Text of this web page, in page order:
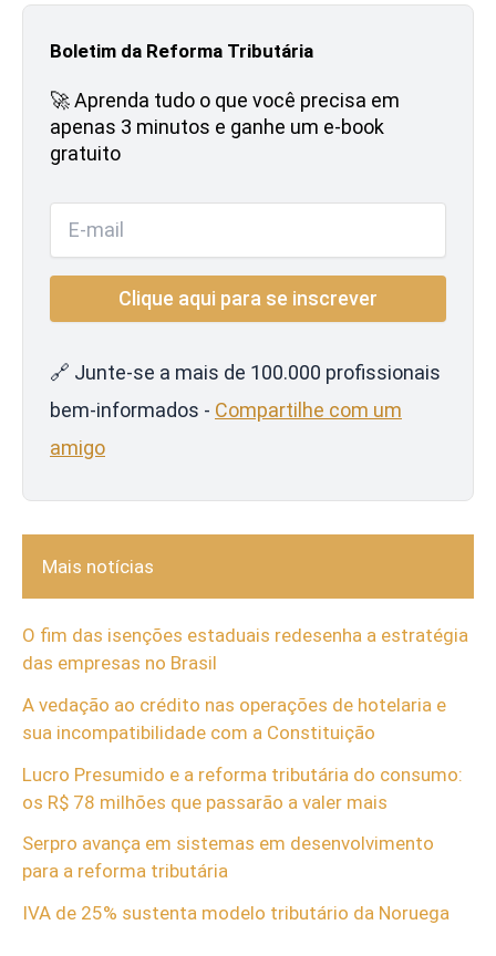
Boletim da Reforma Tributária
🚀 Aprenda tudo o que você precisa em
apenas 3 minutos e ganhe um e-book
gratuito
🔗 Junte-se a mais de 100.000 profissionais
bem-informados - Compartilhe com um
amigo
Mais notícias
O fim das isenções estaduais redesenha a estratégia
das empresas no Brasil
A vedação ao crédito nas operações de hotelaria e
sua incompatibilidade com a Constituição
Lucro Presumido e a reforma tributária do consumo:
os R$ 78 milhões que passarão a valer mais
Serpro avança em sistemas em desenvolvimento
para a reforma tributária
IVA de 25% sustenta modelo tributário da Noruega